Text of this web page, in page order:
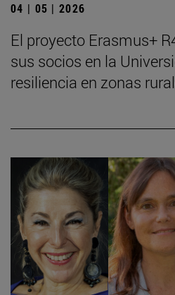
04 | 05 | 2026
El proyecto Erasmus+
sus socios en la
resiliencia en zonas